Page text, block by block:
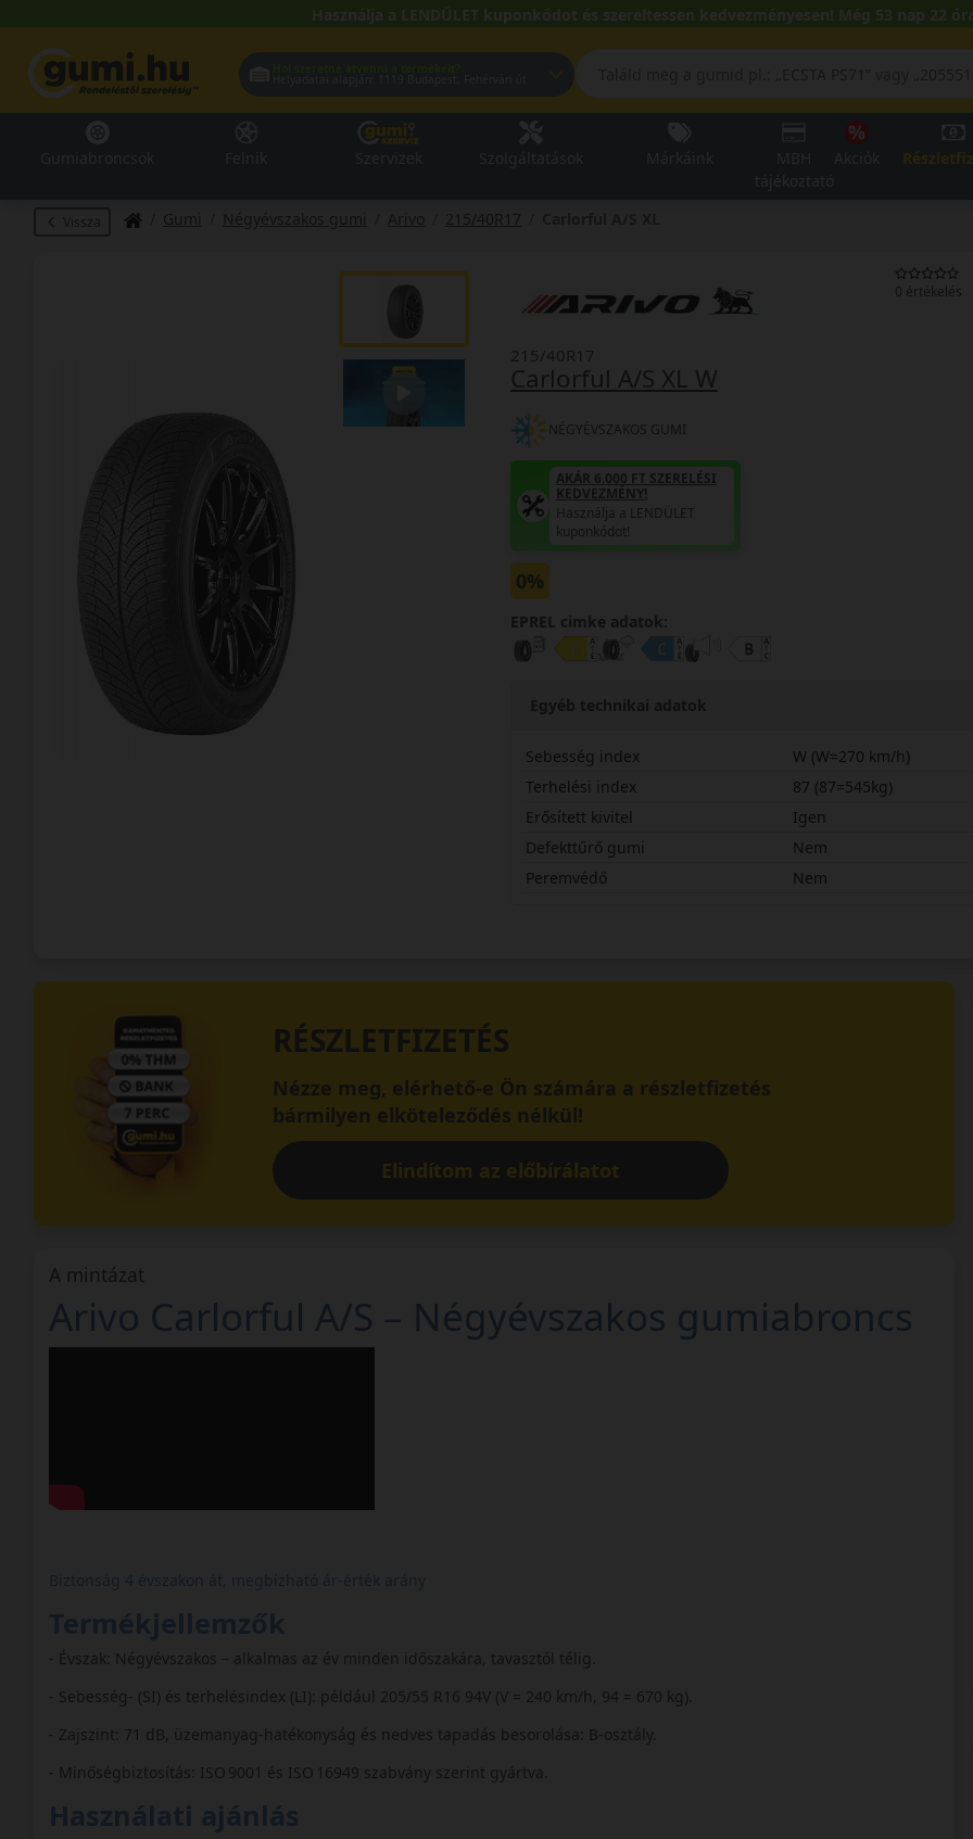
Használja a LENDÜLET kuponkódot és szereltessen kedvezményesen! Még 53 nap 22
Vissza Gumi Négyévszakos gumi Arivo 215/40R17
0 értékelés
Carlorful A/S XL W
215/40R17
NÉGYÉVSZAKOS GUMI
AKÁR 6.000 FT SZERELÉSI
KEDVEZMÉNY!
Használja a LENDÜLET
kuponkódot!
0%
EPREL cimke adatok:
Egyéb technikai adatok
Sebesség index
W (W=270 km/h)
Terhelési index
87 (87=545kg)
Erősített kivitel
Igen
Defekttűrő gumi
Nem
Peremvédő
Nem
RÉSZLETFIZETÉS
Nézze meg, elérhető-e Ön számára a részletfizetés
bármilyen elköteleződés nélkül!
Elindítom az előbírálatot
A mintázat
Arivo Carlorful A/S – Négyévszakos gumiabroncs
- Évszak: Négyévszakos – alkalmas az év minden időszakára, tavasztól télig.
- Sebesség- (SI) és terhelésindex (LI): például 205/55 R16 94V (V = 240 km/h, 94 = 670 kg).
- Zajszint: 71 dB, üzemanyag-hatékonyság és nedves tapadás besorolása: B‑osztály.
- Minőségbiztosítás: ISO 9001 és ISO 16949 szabvány szerint gyártva.